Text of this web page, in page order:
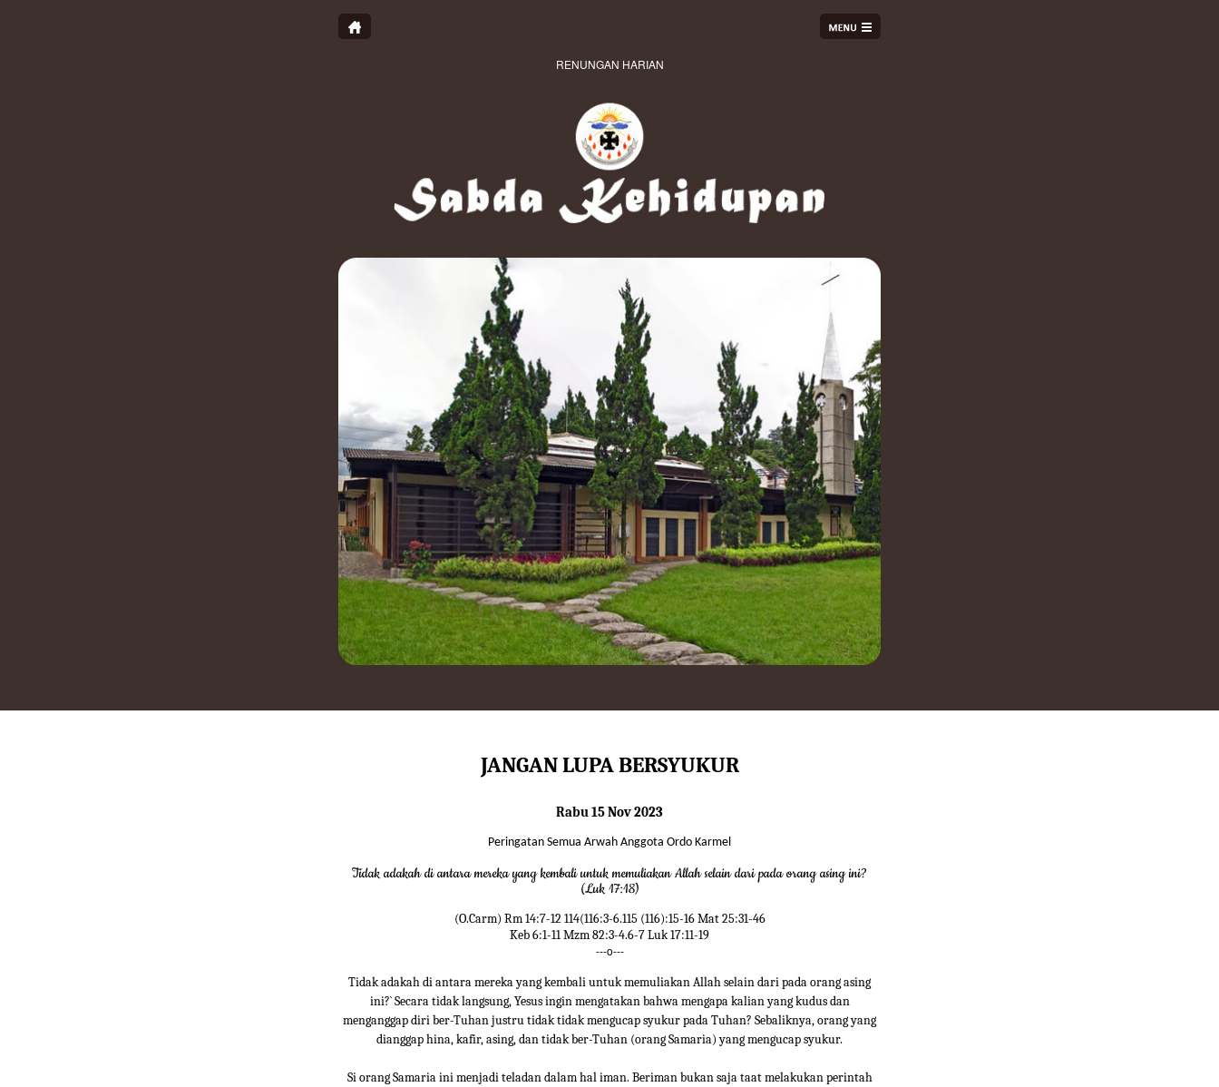
RENUNGAN HARIAN
JANGAN LUPA BERSYUKUR
Rabu 15 Nov 2023
Peringatan Semua Arwah Anggota Ordo Karmel
Tidak adakah di antara mereka yang kembali untuk memuliakan Allah selain dari pada orang asing ini?
(Luk 17:18)
(O.Carm) Rm 14:7-12 114(116:3-6.115 (116):15-16 Mat 25:31-46
Keb 6:1-11 Mzm 82:3-4.6-7 Luk 17:11-19
---o---
Tidak adakah di antara mereka yang kembali untuk memuliakan Allah selain dari pada orang asing
ini?` Secara tidak langsung, Yesus ingin mengatakan bahwa mengapa kalian yang kudus dan
menganggap diri ber-Tuhan justru tidak tidak mengucap syukur pada Tuhan? Sebaliknya, orang yang
dianggap hina, kafir, asing, dan tidak ber-Tuhan (orang Samaria) yang mengucap syukur.
Si orang Samaria ini menjadi teladan dalam hal iman. Beriman bukan saja taat melakukan perintah